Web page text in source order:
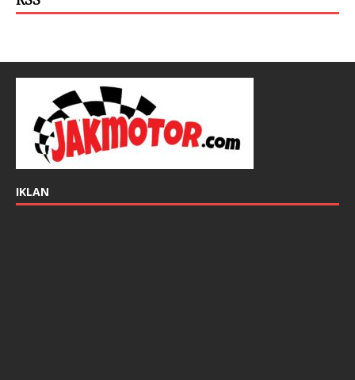
IKLAN